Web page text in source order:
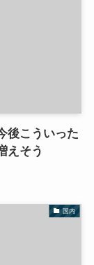
後こういった
えそう
国内